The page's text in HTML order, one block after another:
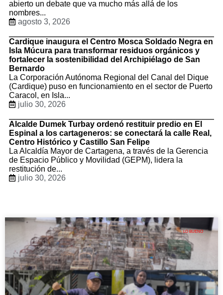
abierto un debate que va mucho más allá de los
nombres...
agosto 3, 2026
Cardique inaugura el Centro Mosca Soldado Negra en
Isla Múcura para transformar residuos orgánicos y
fortalecer la sostenibilidad del Archipiélago de San
Bernardo
La Corporación Autónoma Regional del Canal del Dique
(Cardique) puso en funcionamiento en el sector de Puerto
Caracol, en Isla...
julio 30, 2026
Alcalde Dumek Turbay ordenó restituir predio en El
Espinal a los cartageneros: se conectará la calle Real,
Centro Histórico y Castillo San Felipe
La Alcaldía Mayor de Cartagena, a través de la Gerencia
de Espacio Público y Movilidad (GEPM), lidera la
restitución de...
julio 30, 2026
LO BUENO